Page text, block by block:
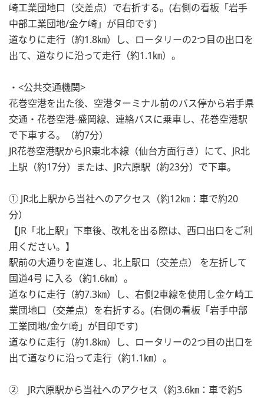
崎工業団地口（交差点）で右折する。(右側の看板「岩手
中部工業団地/金ケ崎」が目印です)
道なりに走行（約1.8㎞）し、ロータリーの2つ目の出口を
出て、道なりに沿って走行（約1.1㎞）。
・<公共交通機関>
花巻空港を出た後、空港ターミナル前のバス停から岩手県
交通・花巻空港-盛岡線、連絡バスに乗車し、花巻空港駅
で下車する。（約7分）
JR花巻空港駅からJR東北本線（仙台方面行き）にて、 JR北
上駅（約17分）または、 JR六原駅（約23分）で下車。
① JR北上駅から当社へのアクセス（約12㎞：車で約20
分）
【JR「北上駅」下車後、改札を出る際は、西口出口をご利
用ください。】
駅前の大通りを直進し、北上駅口（交差点） を左折して
国道4号 に入る（約1.6㎞）。
道なりに走行（約7.3㎞）し、右側2車線を使用し金ケ崎工
業団地口（交差点）を右折する。(右側の看板「岩手中部
工業団地/金ケ崎」が目印です)
道なりに走行（約1.8㎞）し、ロータリーの2つ目の出口を
出て道なりに沿って走行（約1.1㎞）。
② JR六原駅から当社へのアクセス（約3.6㎞：車で約5